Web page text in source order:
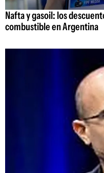
Nafta y gasoil: los
combustible en Argentina